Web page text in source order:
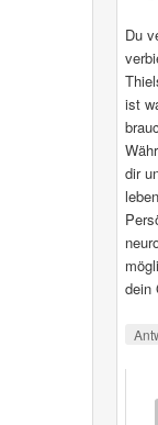
Du
ist
dir
dein